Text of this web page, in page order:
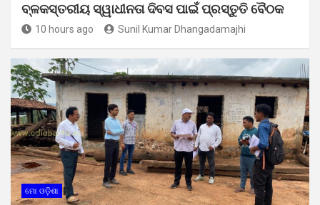
ବ୍ଳକସ୍ତରୀୟ ସ୍ୱାଧୀନତା ଦିବସ ପାଇଁ ପ୍ରସ୍ତୁତି ବୈଠକ
10 hours ago Sunil Kumar Dhangadamajhi
ମୋ ଓଡ଼ିଶା